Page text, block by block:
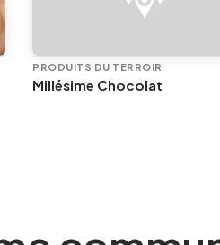
PRODUITS DU TERROIR
Millésime Chocolat